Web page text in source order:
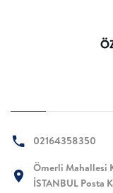
02164358350
Ömerli Mahallesi
İSTANBUL Posta